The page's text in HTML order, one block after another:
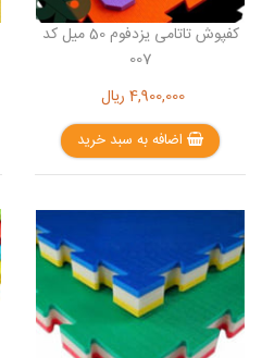
کفپوش تاتامی یزدفوم 50 میل کد
007
4,900,000 ریال
اضافه به سبد خرید